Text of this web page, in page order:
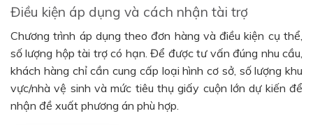
Điều kiện áp dụng và cách nhận tài trợ
Chương trình áp dụng theo đơn hàng và điều kiện cụ thể,
số lượng hộp tài trợ có hạn. Để được tư vấn đúng nhu cầu,
khách hàng chỉ cần cung cấp loại hình cơ sở, số lượng khu
vực/nhà vệ sinh và mức tiêu thụ giấy cuộn lớn dự kiến để
nhận đề xuất phương án phù hợp.